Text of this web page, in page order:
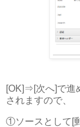
[OK]⇒[次へ]で進
されますので、
①ソースとして[